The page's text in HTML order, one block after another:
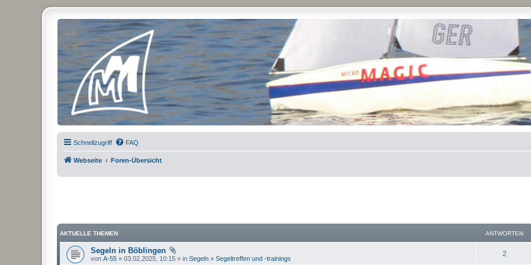
Micro Magic Forum Deutschland
Schnellzugriff FAQ
Webseite Foren-Übersicht
AKTUELLE THEMEN ANTWORTEN
Segeln in Böblingen
von A-55 » 03.02.2025, 10:15 » in Segeln » Segeltreffen und -trainings
2